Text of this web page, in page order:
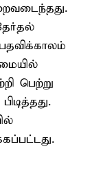
பெற்று